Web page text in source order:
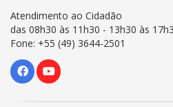
Atendimento ao Cidadão
das 08h30 às 11h30 - 13h30 às
Fone: +55 (49) 3644-2501